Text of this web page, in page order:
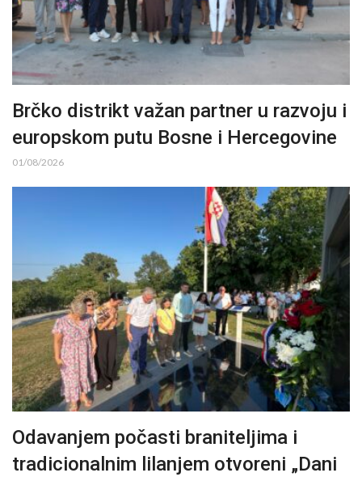
Brčko distrikt važan partner u razvoju i
europskom putu Bosne i Hercegovine
01/08/2026
Odavanjem počasti braniteljima i
tradicionalnim lilanjem otvoreni „Dani